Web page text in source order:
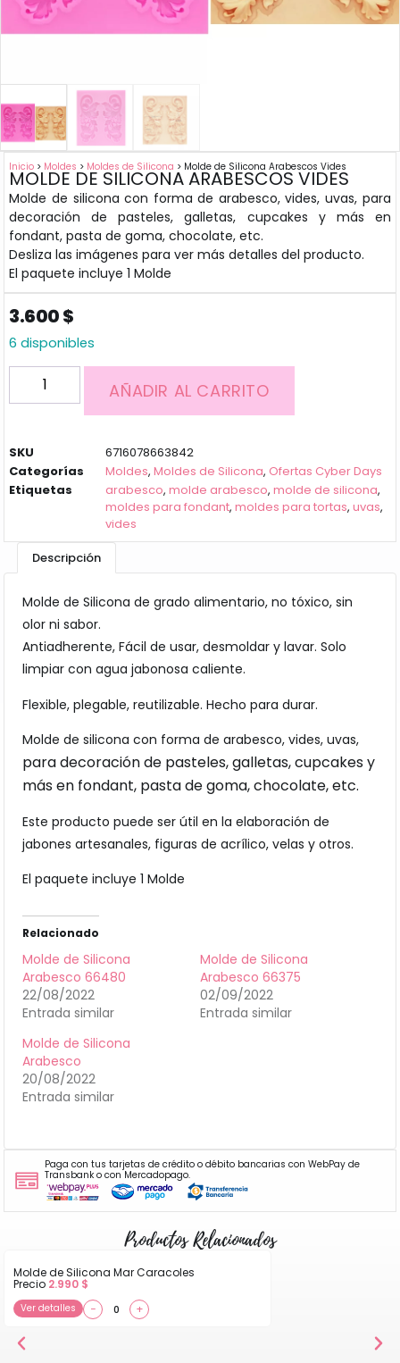
Inicio > Moldes > Moldes de Silicona > Molde de Silicona Arabescos Vides
MOLDE DE SILICONA ARABESCOS VIDES
Molde de silicona con forma de arabesco, vides, uvas, para
decoración de pasteles, galletas, cupcakes y más en
fondant, pasta de goma, chocolate, etc.
Desliza las imágenes para ver más detalles del producto.
El paquete incluye 1 Molde
3.600$
6 disponibles
AÑADIR AL CARRITO
SKU
6716078663842
Categorías
Moldes,Moldes de Silicona, Ofertas Cyber Days
Etiquetas
arabesco,molde arabesco,molde de silicona,
moldes para fondant,moldes para tortas,uvas,
vides
Descripción
Molde de Silicona de grado alimentario, no tóxico, sin
olor ni sabor.
Antiadherente, Fácil de usar, desmoldar y lavar. Solo
limpiar con agua jabonosa caliente.
Flexible, plegable, reutilizable. Hecho para durar.
Molde de silicona con forma de arabesco, vides, uvas,
para decoración de pasteles, galletas, cupcakes y
más en fondant, pasta de goma, chocolate, etc.
Este producto puede ser útil en la elaboración de
jabones artesanales, figuras de acrílico, velas y otros.
El paquete incluye 1 Molde
Relacionado
Molde de Silicona
Arabesco 66480
22/08/2022
Entrada similar
Molde de Silicona
Arabesco 66375
02/09/2022
Entrada similar
Molde de Silicona
Arabesco
20/08/2022
Entrada similar
Paga con tus tarjetas de crédito o débito bancarias con WebPay de
Transbank o con Mercadopago.
Productos Relacionados
Molde de Silicona Mar Caracoles
Precio 2.990 $
Ver detalles − +